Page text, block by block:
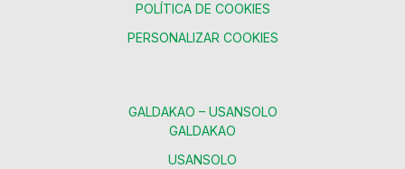
POLÍTICA DE COOKIES
PERSONALIZAR COOKIES
GALDAKAO – USANSOLO
GALDAKAO
USANSOLO